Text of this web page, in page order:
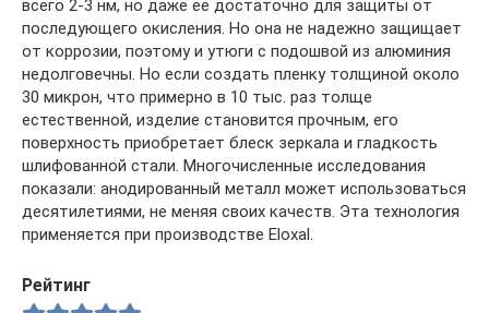
всего 2-3 нм, но даже ее достаточно для защиты от
последующего окисления. Но она не надежно защищает
от коррозии, поэтому и утюги с подошвой из алюминия
недолговечны. Но если создать пленку толщиной около
30 микрон, что примерно в 10 тыс. раз толще
естественной, изделие становится прочным, его
поверхность приобретает блеск зеркала и гладкость
шлифованной стали. Многочисленные исследования
показали: анодированный металл может использоваться
десятилетиями, не меняя своих качеств. Эта технология
применяется при производстве Eloxal.
Рейтинг